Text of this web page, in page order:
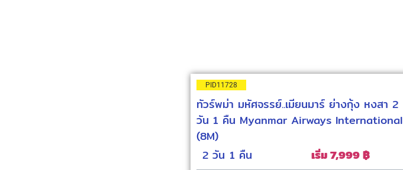
PID11728
ทัวร์พม่า มหัศจรรย์..เมียนมาร์ ย่างกุ้ง หงสา 2
วัน 1 คืน Myanmar Airways International
(8M)
2 วัน 1 คืน เริ่ม 7,999 ฿